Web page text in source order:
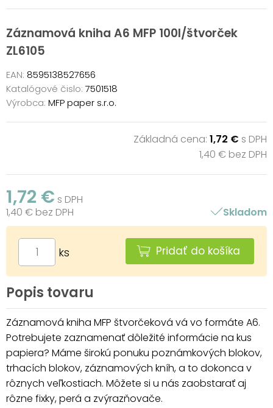
Záznamová kniha A6 MFP 100l/štvorček
ZL6105
EAN: 8595138527656
Katalógové čislo: 7501518
Výrobca: MFP paper s.r.o.
Základná cena: 1,72 € s DPH
1,40 € bez DPH
1,72 € s DPH
1,40 € bez DPH
Skladom
ks Pridať do košíka
Popis tovaru
Záznamová kniha MFP štvorčeková vá vo formáte A6.
Potrebujete zaznamenať dôležité informácie na kus
papiera? Máme širokú ponuku poznámkových blokov,
trhacích blokov, záznamových kníh, a to dokonca v
rôznych veľkostiach. Môžete si u nás zaobstarať aj
rôzne fixky, perá a zvýrazňovače.